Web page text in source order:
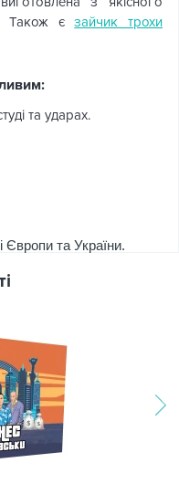
Також єзайчик трохи
та ударах.
Європи та України.